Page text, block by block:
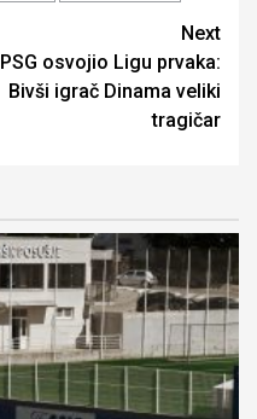
Next
PSG osvojio Ligu prvaka:
Bivši igrač Dinama veliki
tragičar